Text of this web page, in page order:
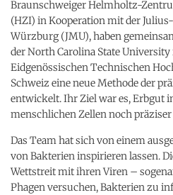
Braunschweiger Helmholtz-
(HZI) in Kooperation mit der
Würzburg (JMU), haben
der North Carolina State University
Eidgenössischen Technischen
Schweiz eine neue Methode der
entwickelt. Ihr Ziel war es, Erbgut
menschlichen Zellen noch
Das Team hat sich von einem
von Bakterien inspirieren lassen.
Wettstreit mit ihren Viren –
Phagen versuchen, Bakterien zu